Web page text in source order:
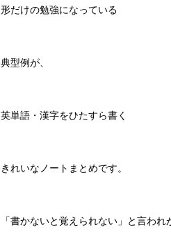
形だけの勉強になっている
典型例が、
英単語・漢字をひたすら書く
きれいなノートまとめです。
「書かないと覚えられない」と言われ